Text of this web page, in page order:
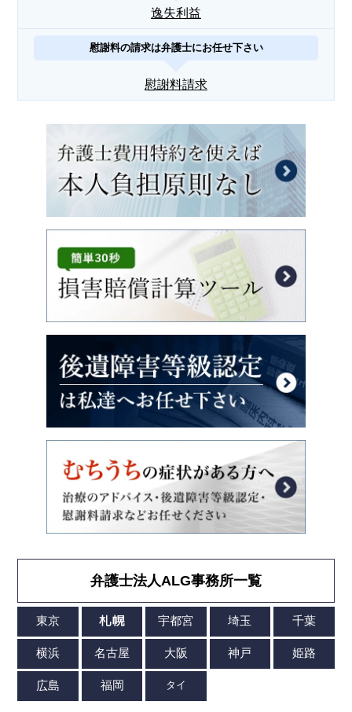
逸失利益
慰謝料の請求は弁護士にお任せ下さい
慰謝料請求
弁護士法人ALG事務所一覧